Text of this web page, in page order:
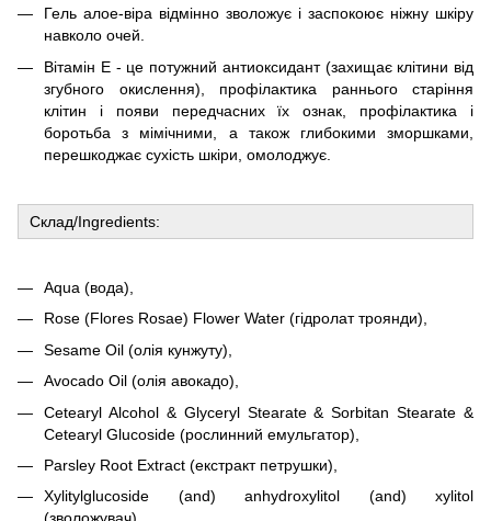
Гель алое-віра відмінно зволожує і заспокоює ніжну шкіру
навколо очей.
Вітамін Е - це потужний антиоксидант (захищає клітини від
згубного окислення), профілактика раннього старіння
клітин і появи передчасних їх ознак, профілактика і
боротьба з мімічними, а також глибокими зморшками,
перешкоджає сухість шкіри, омолоджує.
Склад/Ingredients:
Aqua (вода),
Rose (Flores Rosae) Flower Water (гідролат троянди),
Sesame Oil (олія кунжуту),
Avocado Oil (олія авокадо),
Cetearyl Alcohol & Glyceryl Stearate & Sorbitan Stearate &
Cetearyl Glucoside (рослинний емульгатор),
Parsley Root Extract (екстракт петрушки),
Xylitylglucoside (and) anhydroxylitol (and) xylitol